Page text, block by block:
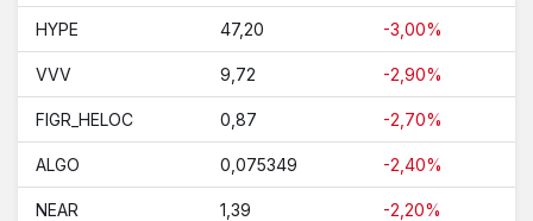
HYPE 47,20 -3,00%
VVV 9,72 -2,90%
FIGR_HELOC 0,87 -2,70%
ALGO 0,075349 -2,40%
NEAR 1,39 -2,20%